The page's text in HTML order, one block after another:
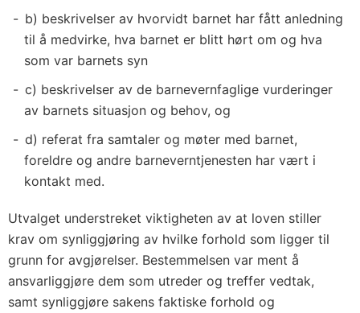
b) beskrivelser av hvorvidt barnet har fått anledning
til å medvirke, hva barnet er blitt hørt om og hva
som var barnets syn
c) beskrivelser av de barnevernfaglige vurderinger
av barnets situasjon og behov, og
d) referat fra samtaler og møter med barnet,
foreldre og andre barneverntjenesten har vært i
kontakt med.
Utvalget understreket viktigheten av at loven stiller
krav om synliggjøring av hvilke forhold som ligger til
grunn for avgjørelser. Bestemmelsen var ment å
ansvarliggjøre dem som utreder og treffer vedtak,
samt synliggjøre sakens faktiske forhold og